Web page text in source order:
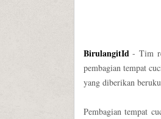
BirulangitId- Tim
pembagian tempat
yang diberikan
Pembagian tempat